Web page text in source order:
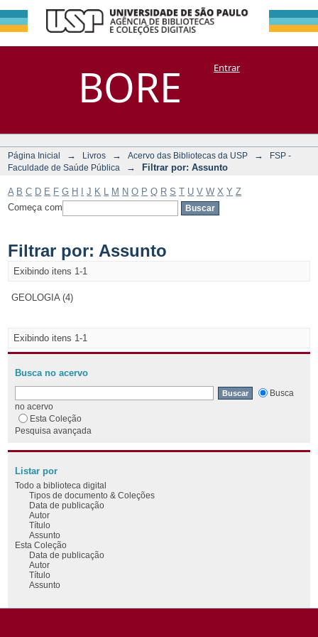
BORE
Filtrar por:
Assunto
DSpace/Manakin + CoriscoEntrar
Página Inicial → Livros → Acervo das Bibliotecas da USP →
FSP -
Faculdade de Saúde Pública
→ Filtrar por: Assunto
A B C D E F G H J K M N O P Q R S T U V W X Y Z
Começa com
Filtrar por: Assunto
Exibindo itens 1-1
GEOLOGIA (4)
Exibindo itens 1-1
Busca no acervo
Busca
no acervo
Esta Coleção
Pesquisa avançada
Listar por
Todo a biblioteca digital
Tipos de documento & Coleções
Data de publicação
Autor
Título
Assunto
Esta Coleção
Data de publicação
Autor
Título
Assunto